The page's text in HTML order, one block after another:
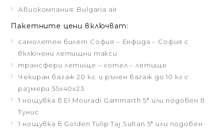
Авиокомпания: Bulgaria air
Пакетните цени включват:
самолетен билет София – Енфида – София с
включени летищни такси
трансфери летище – хотел – летище
Чекиран багаж 20 кг. и ръчен багаж до 10 кг с
размери 55x40x23
1 нощувка в El Mouradi Gammarth 5* или подобен в
Тунис
1 нощувка в Golden Tulip Taj Sultan 5* или подобен